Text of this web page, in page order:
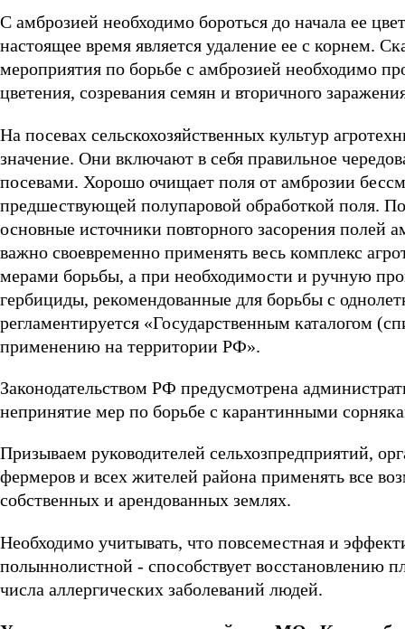
С амброзией необходимо бороться до начала ее
настоящее время является удаление ее с корнем.
мероприятия по борьбе с амброзией необходимо
цветения, созревания семян и вторичного
На посевах сельскохозяйственных культур
значение. Они включают в себя правильное
посевами. Хорошо очищает поля от амброзии
предшествующей полупаровой обработкой поля.
основные источники повторного засорения полей
важно своевременно применять весь комплекс
мерами борьбы, а при необходимости и ручную
гербициды, рекомендованные для борьбы с
регламентируется «Государственным каталогом
применению на территории РФ».
Законодательством РФ предусмотрена
непринятие мер по борьбе с карантинными
Призываем руководителей сельхозпредприятий,
фермеров и всех жителей района применять все
собственных и арендованных землях.
Необходимо учитывать, что повсеместная и
полыннолистной - способствует восстановлению
числа аллергических заболеваний людей.